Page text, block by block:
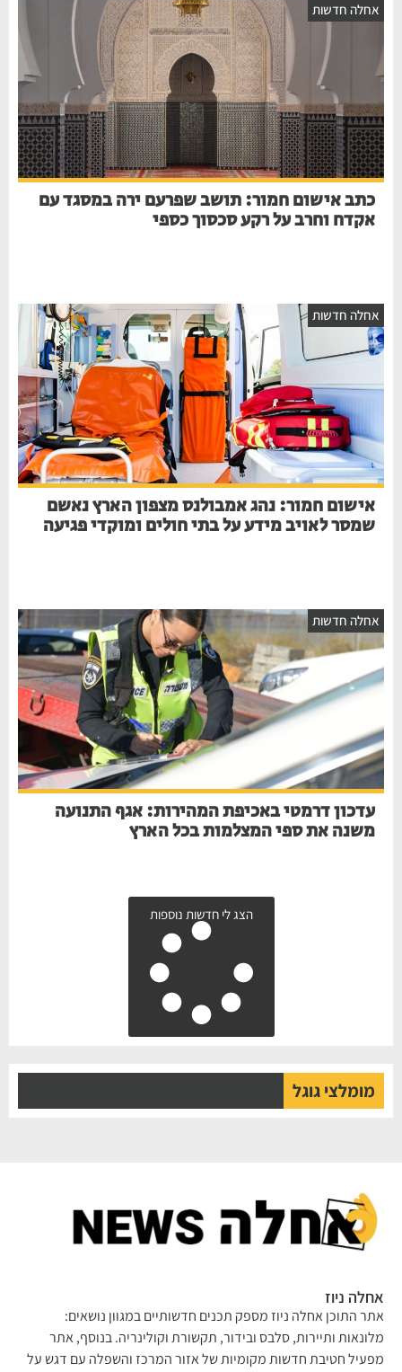
אחלה חדשות
כתב אישום חמור: תושב שפרעם ירה במסגד עם
אקדח וחרב על רקע סכסוך כספי
אחלה חדשות
אישום חמור: נהג אמבולנס מצפון הארץ נאשם
שמסר לאויב מידע על בתי חולים ומוקדי פגיעה
אחלה חדשות
עדכון דרמטי באכיפת המהירות: אגף התנועה
משנה את ספי המצלמות בכל הארץ
הצג לי חדשות נוספות
מומלצי גוגל
אחלה ניוז
אתר התוכן אחלה ניוז מספק תכנים חדשותיים במגוון נושאים:
מלונאות ותיירות, סלבס ובידור, תקשורת וקולינריה. בנוסף, אתר
מפעיל חטיבת חדשות מקומיות של אזור המרכז והשפלה עם דגש על